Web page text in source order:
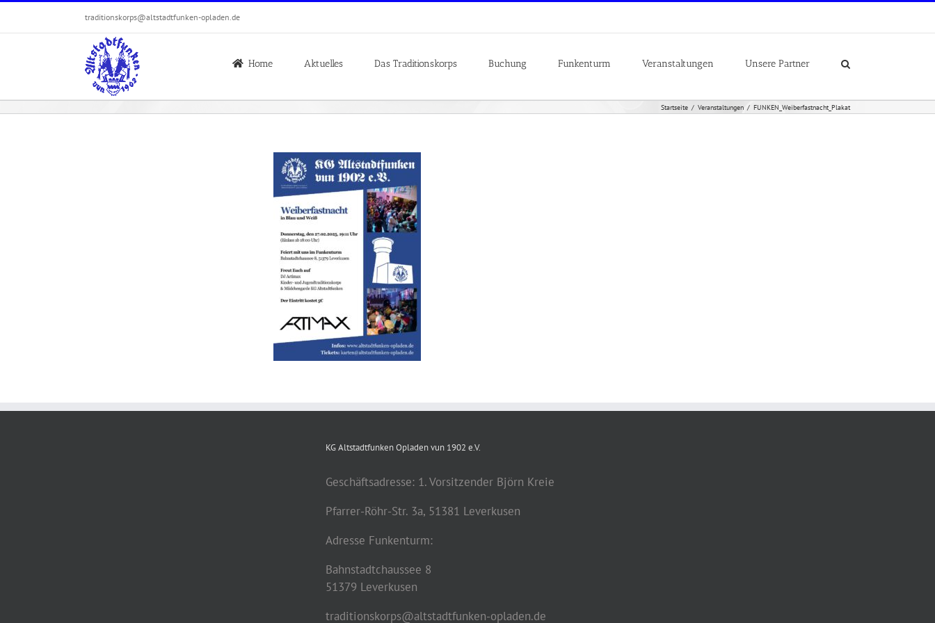
traditionskorps@altstadtfunken-opladen.de
Home Aktuelles Das Traditionskorps Buchung Funkenturm Veranstaltungen Unsere Partner
Startseite Veranstaltungen FUNKEN_Weiberfastnacht_Plakat
KG Altstadtfunken Opladen vun 1902 e.V.
Geschäftsadresse: 1. Vorsitzender Björn Kreie
Pfarrer-Röhr-Str. 3a, 51381 Leverkusen
Adresse Funkenturm:
Bahnstadtchaussee 8
51379 Leverkusen
traditionskorps@altstadtfunken-opladen.de